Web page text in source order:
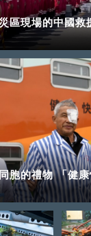
區現場的中國救
胞的禮物 「健